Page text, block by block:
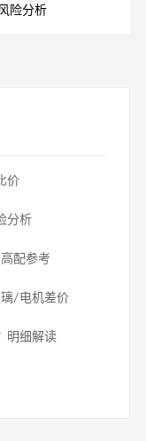
险分析
价
分析
配参考
/电机差价
明细解读